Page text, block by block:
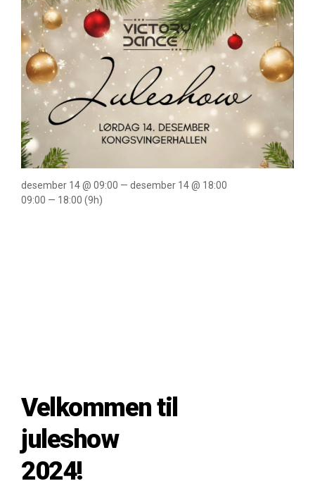
Velkommen til
juleshow
2024!
desember 14 @ 09:00 — desember 14 @ 18:00
09:00 — 18:00 (9h)